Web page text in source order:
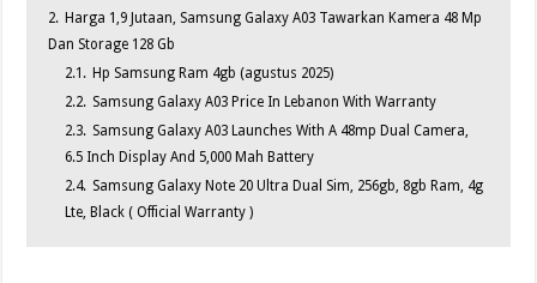
2. Harga 1,9 Jutaan, Samsung Galaxy A03 Tawarkan Kamera 48 Mp
Dan Storage 128 Gb
2.1. Hp Samsung Ram 4gb (agustus 2025)
2.2. Samsung Galaxy A03 Price In Lebanon With Warranty
2.3. Samsung Galaxy A03 Launches With A 48mp Dual Camera,
6.5 Inch Display And 5,000 Mah Battery
2.4. Samsung Galaxy Note 20 Ultra Dual Sim, 256gb, 8gb Ram, 4g
Lte, Black ( Official Warranty )